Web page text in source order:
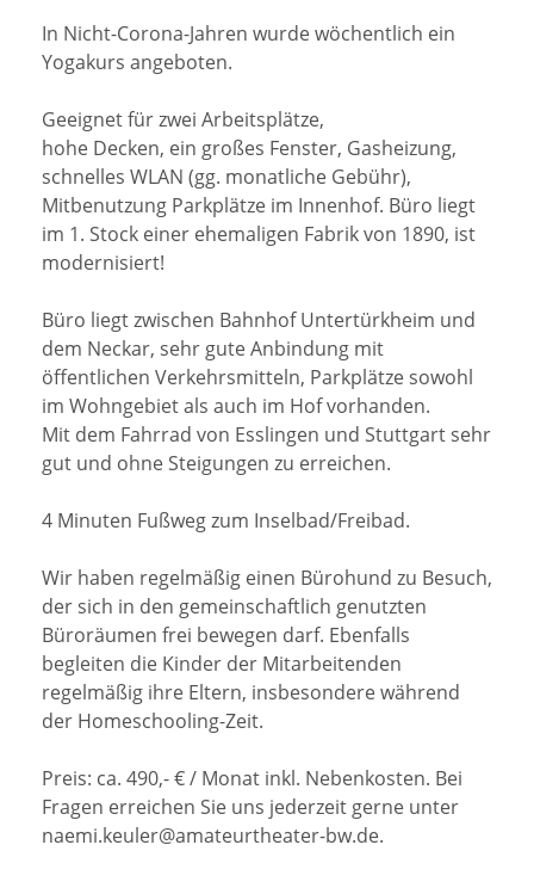
In Nicht-Corona-Jahren wurde wöchentlich ein
Yogakurs angeboten.
Geeignet für zwei Arbeitsplätze,
hohe Decken, ein großes Fenster, Gasheizung,
schnelles WLAN (gg. monatliche Gebühr),
Mitbenutzung Parkplätze im Innenhof. Büro liegt
im 1. Stock einer ehemaligen Fabrik von 1890, ist
modernisiert!
Büro liegt zwischen Bahnhof Untertürkheim und
dem Neckar, sehr gute Anbindung mit
öffentlichen Verkehrsmitteln, Parkplätze sowohl
im Wohngebiet als auch im Hof vorhanden.
Mit dem Fahrrad von Esslingen und Stuttgart sehr
gut und ohne Steigungen zu erreichen.
4 Minuten Fußweg zum Inselbad/Freibad.
Wir haben regelmäßig einen Bürohund zu Besuch,
der sich in den gemeinschaftlich genutzten
Büroräumen frei bewegen darf. Ebenfalls
begleiten die Kinder der Mitarbeitenden
regelmäßig ihre Eltern, insbesondere während
der Homeschooling-Zeit.
Preis: ca. 490,- € / Monat inkl. Nebenkosten. Bei
Fragen erreichen Sie uns jederzeit gerne unter
naemi.keuler@amateurtheater-bw.de.